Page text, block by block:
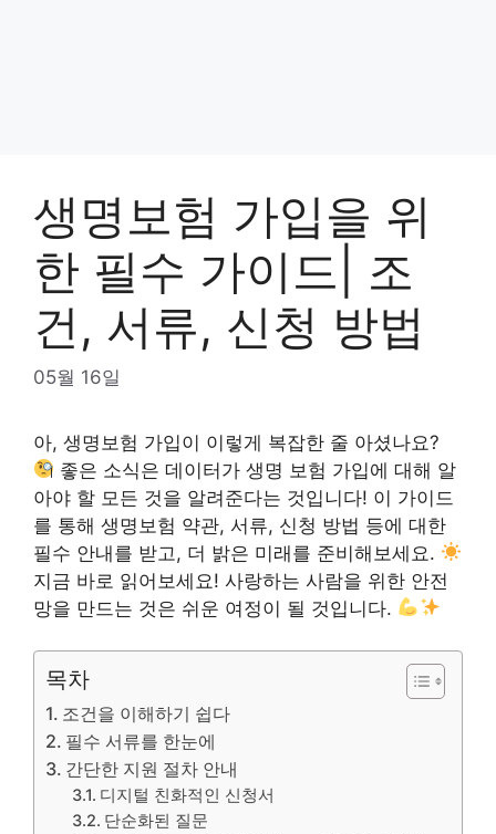
생명보험 가입을 위
한 필수 가이드| 조
건, 서류, 신청 방법
05월 16일
아, 생명보험 가입이 이렇게 복잡한 줄 아셨나요?
좋은 소식은 데이터가 생명 보험 가입에 대해 알
아야 할 모든 것을 알려준다는 것입니다! 이 가이드
를 통해 생명보험 약관, 서류, 신청 방법 등에 대한
필수 안내를 받고, 더 밝은 미래를 준비해보세요.
지금 바로 읽어보세요! 사랑하는 사람을 위한 안전
망을 만드는 것은 쉬운 여정이 될 것입니다.
목차
조건을 이해하기 쉽다
필수 서류를 한눈에
간단한 지원 절차 안내
디지털 친화적인 신청서
단순화된 질문